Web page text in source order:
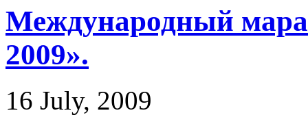
Международный
2009».
16 July, 2009